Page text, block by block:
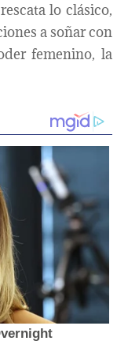
lo clásico,
a soñar con
femenino, la